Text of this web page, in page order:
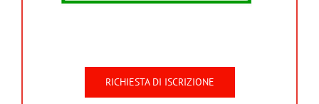
RICHIESTA DI ISCRIZIONE